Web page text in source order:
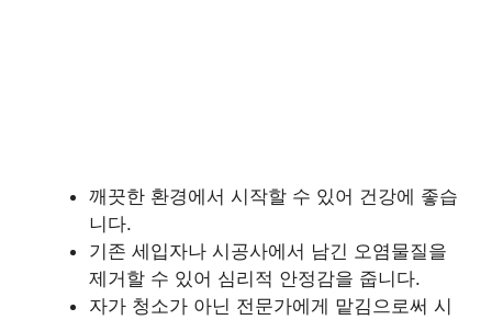
깨끗한 환경에서 시작할 수 있어 건강에 좋습
니다.
기존 세입자나 시공사에서 남긴 오염물질을
제거할 수 있어 심리적 안정감을 줍니다.
자가 청소가 아닌 전문가에게 맡김으로써 시